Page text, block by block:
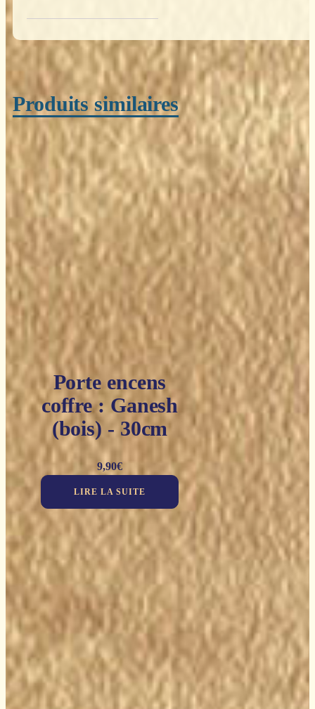
Produits similaires
Porte encens
coffre : Ganesh
(bois) - 30cm
9,90€
LIRE LA SUITE